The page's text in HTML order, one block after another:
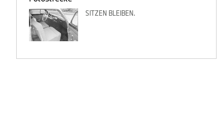
SITZEN BLEIBEN.